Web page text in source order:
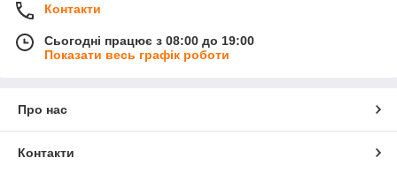
Контакти
Сьогодні працює з 08:00 до 19:00
Показати весь графік роботи
Про нас
Контакти